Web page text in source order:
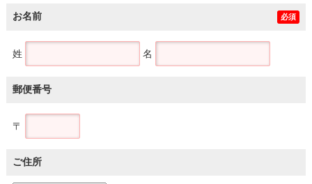
お名前 必須
姓 名
郵便番号
〒
ご住所